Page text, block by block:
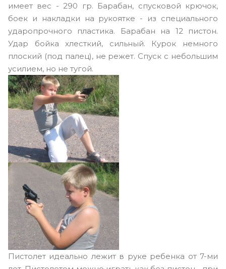
имеет вес - 290 гр. Барабан, спусковой крючок,
боек и накладки на рукоятке - из специального
ударопрочного пластика. Барабан на 12 пистон.
Удар бойка хлесткий, сильный. Курок немного
плоский (под палец), не режет. Спуск с небольшим
усилием, но не тугой.
Пистолет идеально лежит в руке ребенка от 7-ми